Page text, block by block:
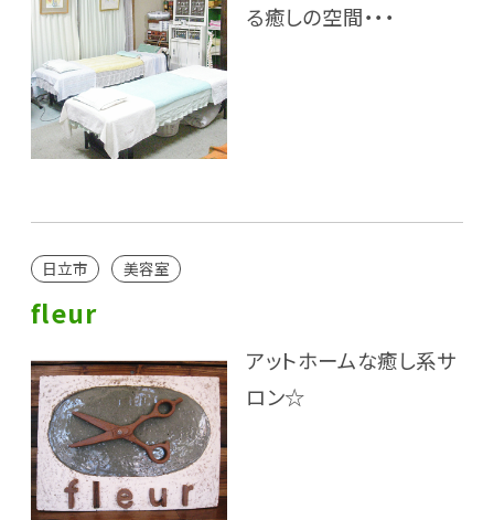
る癒しの空間・・・
日立市 美容室
fleur
アットホームな癒し系サ
ロン☆